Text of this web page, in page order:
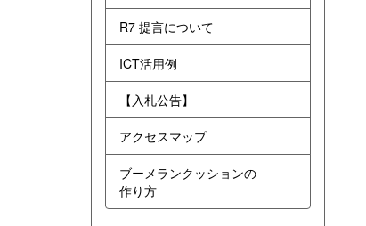
R7 提言について
ICT活用例
【入札公告】
アクセスマップ
ブーメランクッションの
作り方